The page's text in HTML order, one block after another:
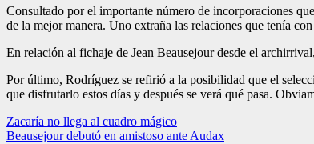
Consultado por el importante número de incorporaciones
de la mejor manera. Uno extraña las relaciones que tenía
En relación al fichaje de Jean Beausejour desde el
Por último, Rodríguez se refirió a la posibilidad que el
que disfrutarlo estos días y después se verá qué pasa.
Navegación
Zacaría no llega al cuadro mágico
Beausejour debutó en amistoso ante Audax